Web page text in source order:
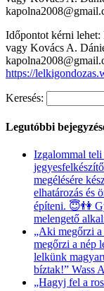
Időpontot kérni
vagy Kovács A.
https://
Keresés:
Legutóbbi
Izgalommal teli
megélésére
elhatározás és
építeni. 😇👫
melengető
„Aki megőrzi a
megőrzi a nép
lelkünk
bíztak!” Wass
„Hagyj fel a